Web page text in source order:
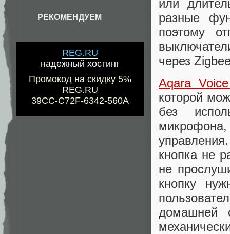
РЕКОМЕНДУЕМ
REG.RU
надежный хостинг
Промокод на скидку 5%
REG.RU
39CC-C72F-6342-560A
или
разные
поэтому
через
Aqara
которой
без
кнопка не
не
кнопку
домашней